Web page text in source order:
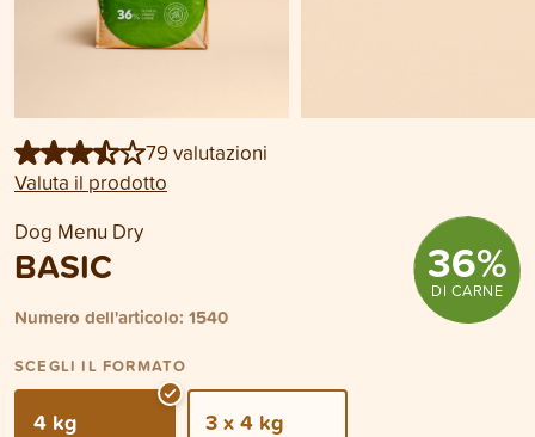
79 valutazioni
Valuta il prodotto
Dog Menu Dry
BASIC
Numero dell'articolo: 1540
36%
DI CARNE
SCEGLI IL FORMATO
4 kg 3 x 4 kg